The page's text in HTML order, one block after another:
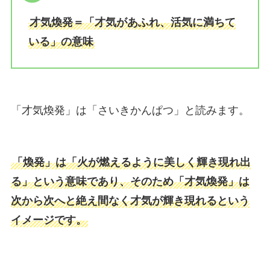
才気煥発＝「才気があふれ、活気に満ちて
いる」の意味
「才気煥発」は「さいきかんぱつ」と読みます。
「煥発」は「火が燃えるように美しく輝き現れ出
る」という意味であり、そのため「才気煥発」は
次から次へと絶え間なく才気が輝き現れるという
イメージです。